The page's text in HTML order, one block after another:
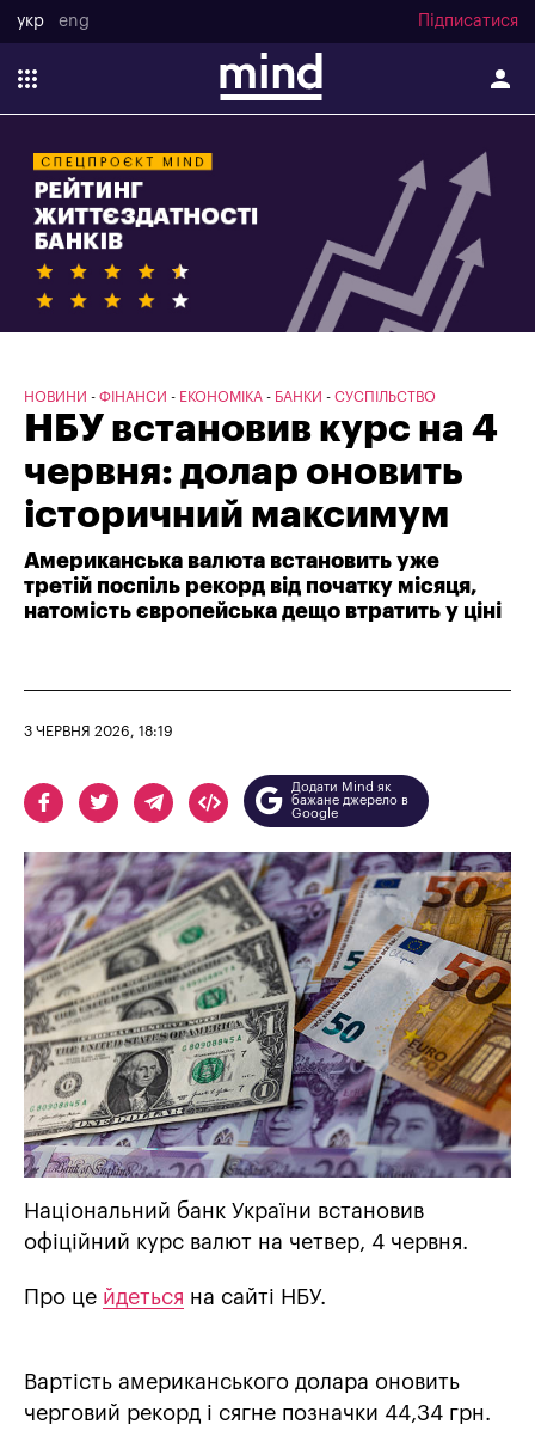
укр eng Підписатися
НОВИНИ ФІНАНСИ ЕКОНОМІКА БАНКИ СУСПІЛЬСТВО
НБУ встановив курс на 4
червня: долар оновить
історичний максимум
Американська валюта встановить уже
третій поспіль рекорд від початку місяця,
натомість європейська дещо втратить у ціні
3 ЧЕРВНЯ 2026, 18:19
Додати Mind як
бажане джерело в
Google
Національний банк України встановив
офіційний курс валют на четвер, 4 червня.
Про це йдеться на сайті НБУ.
Вартість американського долара оновить
черговий рекорд і сягне позначки 44,34 грн.